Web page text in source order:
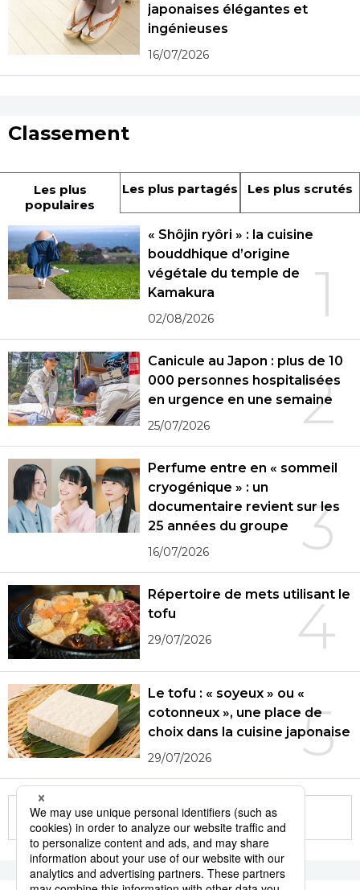
japonaises élégantes et
ingénieuses
16/07/2026
Classement
Les plus
populaires
Les plus partagés Les plus scrutés
1
« Shôjin ryôri » : la cuisine
bouddhique d’origine
végétale du temple de
Kamakura
02/08/2026
2
Canicule au Japon : plus de 10
000 personnes hospitalisées
en urgence en une semaine
25/07/2026
3
Perfume entre en « sommeil
cryogénique » : un
documentaire revient sur les
25 années du groupe
16/07/2026
4
Répertoire de mets utilisant le
tofu
29/07/2026
5
Le tofu : « soyeux » ou «
cotonneux », une place de
choix dans la cuisine japonaise
29/07/2026
More in this series